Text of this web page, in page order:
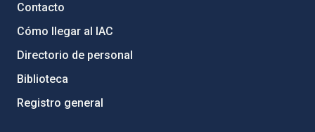
Contacto
Cómo llegar al IAC
Directorio de personal
Biblioteca
Registro general